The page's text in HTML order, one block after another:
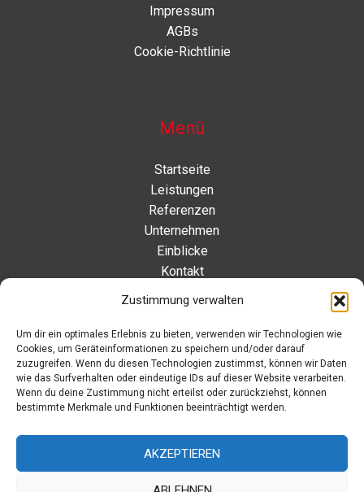
Zustimmung verwalten
Um dir ein optimales Erlebnis zu bieten, verwenden wir Technologien wie
Cookies, um Geräteinformationen zu speichern und/oder darauf
zuzugreifen. Wenn du diesen Technologien zustimmst, können wir Daten
wie das Surfverhalten oder eindeutige IDs auf dieser Website verarbeiten.
Wenn du deine Zustimmung nicht erteilst oder zurückziehst, können
bestimmte Merkmale und Funktionen beeinträchtigt werden.
AKZEPTIEREN
Impressum
AGBs
Cookie-Richtlinie
Menü
Startseite
Leistungen
Referenzen
Unternehmen
Einblicke
Kontakt
Eleonorenstraße 20 | 30449 Hannover Deutschland
Telefon: +49 511 89 880 494
Telefax: +49 511 89 880 495
info[at]aaroon.de